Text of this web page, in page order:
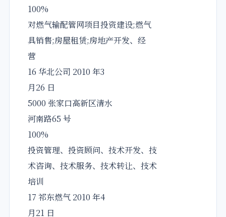
100%
对燃气输配管网项目投资建设;燃气
具销售;房屋租赁;房地产开发、经
营
16 华北公司 2010 年3
月26 日
5000 张家口高新区清水
河南路65 号
100%
投资管理、投资顾问、技术开发、技
术咨询、技术服务、技术转让、技术
培训
17 祁东燃气 2010 年4
月21 日